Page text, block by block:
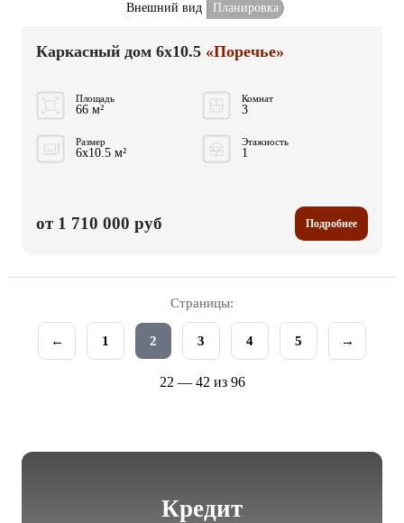
Внешний вид Планировка
Каркасный дом 6x10.5 «Поречье»
Площадь
66 м²
Комнат
3
Размер
6x10.5 м²
Этажность
1
от 1 710 000 руб Подробнее
Страницы:
← 1 2 3 4 5 →
22 — 42 из 96
Кредит